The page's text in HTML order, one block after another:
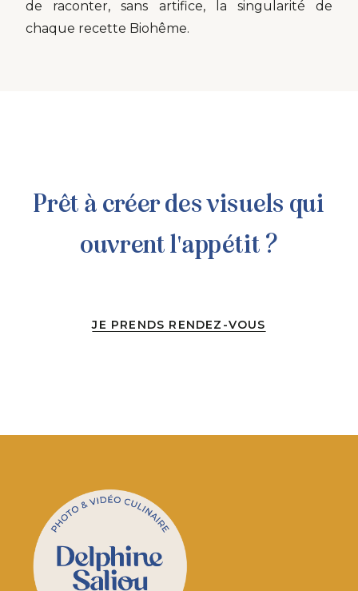
de raconter, sans artifice, la singularité de
chaque recette Biohême.
Prêt à créer des visuels qui
ouvrent l'appétit ?
JE PRENDS RENDEZ-VOUS